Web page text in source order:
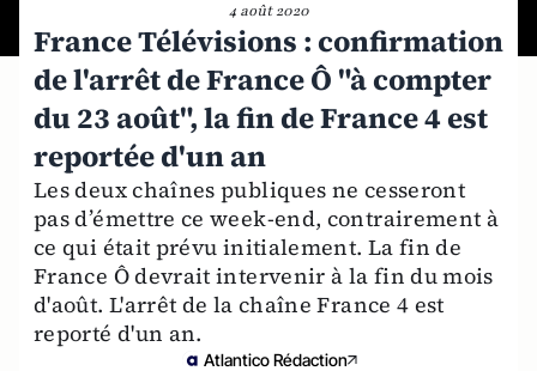
4 août 2020
France Télévisions : confirmation
de l'arrêt de France Ô "à compter
du 23 août", la fin de France 4 est
reportée d'un an
Les deux chaînes publiques ne cesseront
pas d’émettre ce week-end, contrairement à
ce qui était prévu initialement. La fin de
France Ô devrait intervenir à la fin du mois
d'août. L'arrêt de la chaîne France 4 est
reporté d'un an.
Atlantico Rédaction